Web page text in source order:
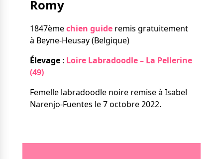
Nos solutions
La canne blanche
électronique
Le Bemob
fonctionnelle
Formation
série
Nous contacter
Romy
1847èmechien guideremis gratuitement
à Beyne-Heusay (Belgique)
Élevage: Loire Labradoodle – La Pellerine
(49)
Femelle labradoodle noire remise à Isabel
Narenjo-Fuentes le 7 octobre 2022.